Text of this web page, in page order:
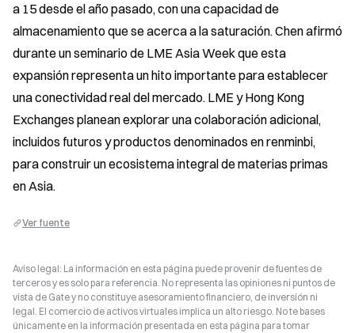
a 15 desde el año pasado, con una capacidad de
almacenamiento que se acerca a la saturación. Chen afirmó
durante un seminario de LME Asia Week que esta
expansión representa un hito importante para establecer
una conectividad real del mercado. LME y Hong Kong
Exchanges planean explorar una colaboración adicional,
incluidos futuros y productos denominados en renminbi,
para construir un ecosistema integral de materias primas
en Asia.
Ver fuente
Aviso legal: La información en esta página puede provenir de fuentes de
terceros y es solo para referencia. No representa las opiniones ni puntos de
vista de Gate y no constituye asesoramiento financiero, de inversión ni
legal. El comercio de activos virtuales implica un alto riesgo. No te bases
únicamente en la información presentada en esta página para tomar